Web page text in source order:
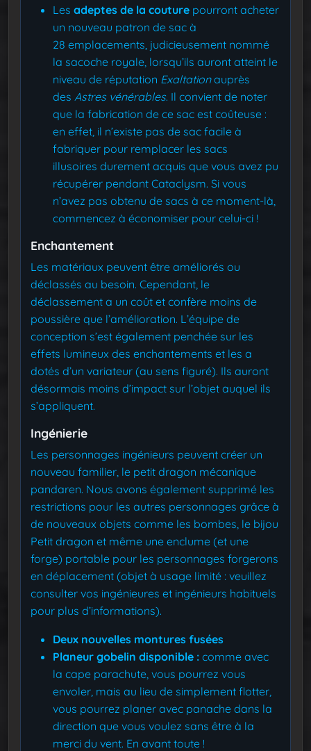
Les adeptes de la couture pourront acheter
un nouveau patron de sac à
28 emplacements, judicieusement nommé
la sacoche royale, lorsqu’ils auront atteint le
niveau de réputation Exaltationauprès
des Astres vénérables. Il convient de noter
que la fabrication de ce sac est coûteuse :
en effet, il n’existe pas de sac facile à
fabriquer pour remplacer les sacs
illusoires durement acquis que vous avez pu
récupérer pendant Cataclysm. Si vous
n’avez pas obtenu de sacs à ce moment-là,
commencez à économiser pour celui-ci !
Enchantement
Les matériaux peuvent être améliorés ou
déclassés au besoin. Cependant, le
déclassement a un coût et confère moins de
poussière que l’amélioration. L’équipe de
conception s’est également penchée sur les
effets lumineux des enchantements et les a
dotés d’un variateur (au sens figuré). Ils auront
désormais moins d’impact sur l’objet auquel ils
s’appliquent.
Ingénierie
Les personnages ingénieurs peuvent créer un
nouveau familier, le petit dragon mécanique
pandaren. Nous avons également supprimé les
restrictions pour les autres personnages grâce à
de nouveaux objets comme les bombes, le bijou
Petit dragon et même une enclume (et une
forge) portable pour les personnages forgerons
en déplacement (objet à usage limité : veuillez
consulter vos ingénieures et ingénieurs habituels
pour plus d’informations).
Deux nouvelles montures fusées
Planeur gobelin disponible : comme avec
la cape parachute, vous pourrez vous
envoler, mais au lieu de simplement flotter,
vous pourrez planer avec panache dans la
direction que vous voulez sans être à la
merci du vent. En avant toute !